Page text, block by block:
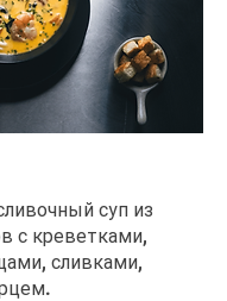
суп из
с креветками,
сливками,